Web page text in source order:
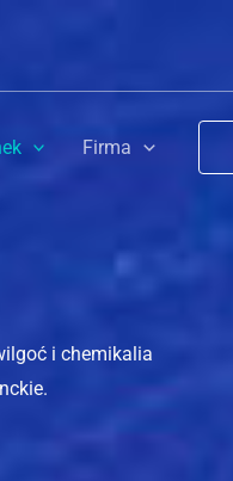
Firma
i chemikalia